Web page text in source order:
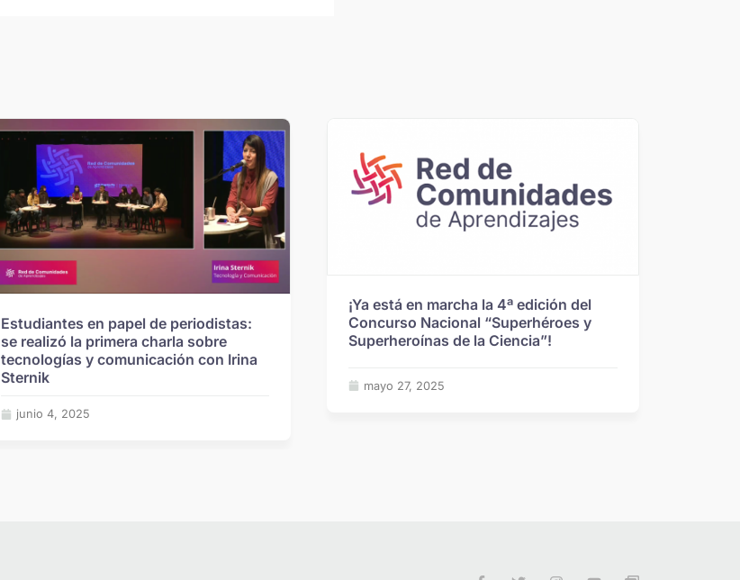
Estudiantes en papel de periodistas:
se realizó la primera charla sobre
tecnologías y comunicación con Irina
Sternik
junio 4, 2025
¡Ya está en marcha la 4ª edición del
Concurso Nacional “Superhéroes y
Superheroínas de la Ciencia”!
mayo 27, 2025